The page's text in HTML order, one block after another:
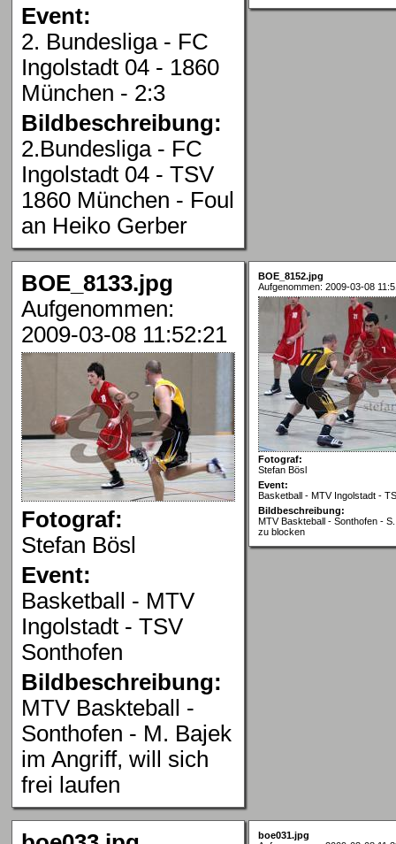
Event:
2. Bundesliga - FC
Ingolstadt 04 - 1860
München - 2:3
Bildbeschreibung:
2.Bundesliga - FC
Ingolstadt 04 - TSV
1860 München - Foul
an Heiko Gerber
BOE_8133.jpg
Aufgenommen:
2009-03-08 11:52:21
Fotograf:
Stefan Bösl
Event:
Basketball - MTV
Ingolstadt - TSV
Sonthofen
Bildbeschreibung:
MTV Baskteball -
Sonthofen - M. Bajek
im Angriff, will sich
frei laufen
BOE_8152.jpg
Aufgenommen: 2009-03-08
Fotograf:
Stefan Bösl
Event:
Basketball - MTV Ingolstadt -
Bildbeschreibung:
MTV Baskteball - Sonthofen -
zu blocken
boe031.jpg